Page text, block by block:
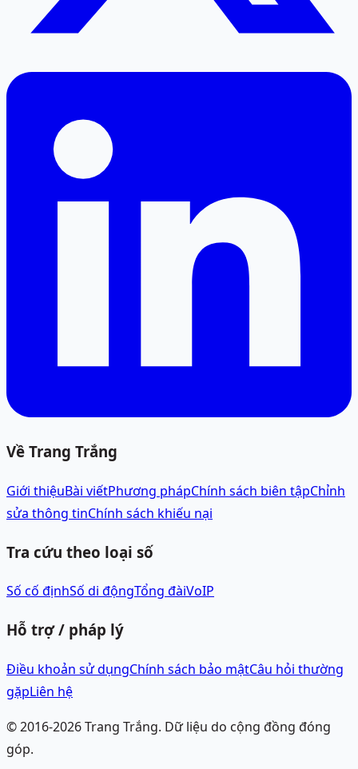
Về Trang Trắng
Giới thiệuBài viếtPhương phápChính sách biên tậpChỉnh
sửa thông tinChính sách khiếu nại
Tra cứu theo loại số
Số cố địnhSố di độngTổng đàiVoIP
Hỗ trợ / pháp lý
Điều khoản sử dụngChính sách bảo mậtCâu hỏi thường
gặpLiên hệ
© 2016-2026Trang Trắng. Dữ liệu do cộng đồng đóng
góp.